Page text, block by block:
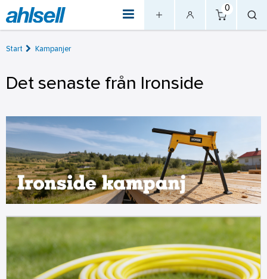
0
Start Kampanjer
Det senaste från Ironside